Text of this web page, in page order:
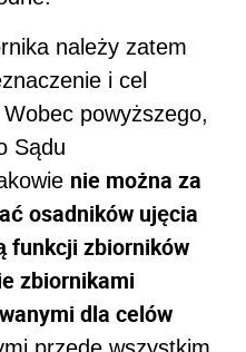
należy zatem
i cel
powyższego,
Sądu
nie można za
osadników ujęcia
funkcji zbiorników
zbiornikami
dla celów